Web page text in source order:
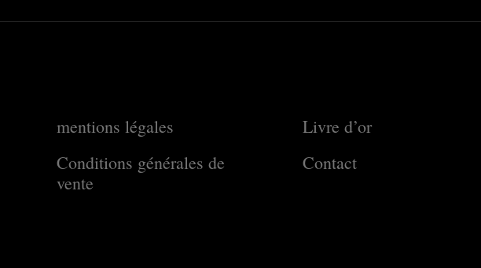
mentions légales
Conditions générales de
vente
Livre d’or
Contact